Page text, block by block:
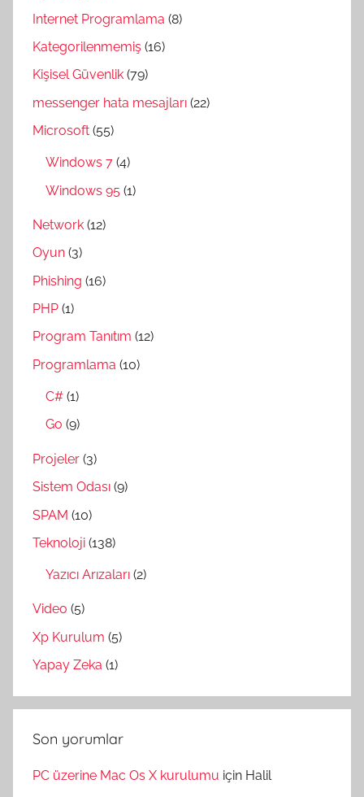
Internet Programlama (8)
Kategorilenmemiş (16)
Kişisel Güvenlik (79)
messenger hata mesajları (22)
Microsoft (55)
Windows 7 (4)
Windows 95 (1)
Network (12)
Oyun (3)
Phishing (16)
PHP (1)
Program Tanıtım (12)
Programlama (10)
C# (1)
Go (9)
Projeler (3)
Sistem Odası (9)
SPAM (10)
Teknoloji (138)
Yazıcı Arızaları (2)
Video (5)
Xp Kurulum (5)
Yapay Zeka (1)
Son yorumlar
PC üzerine Mac Os X kurulumu için Halil